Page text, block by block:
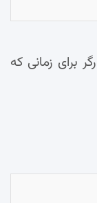
برای زمانی که